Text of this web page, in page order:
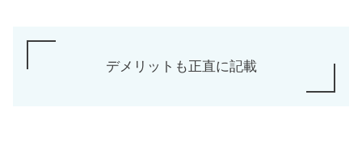
デメリットも正直に記載